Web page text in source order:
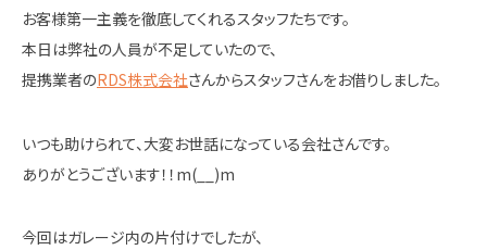
お客様第一主義を徹底してくれるスタッフたちです。
本日は弊社の人員が不足していたので、
提携業者のRDS株式会社さんからスタッフさんをお借りしました。
いつも助けられて、大変お世話になっている会社さんです。
ありがとうございます！！m(__)m
今回はガレージ内の片付けでしたが、